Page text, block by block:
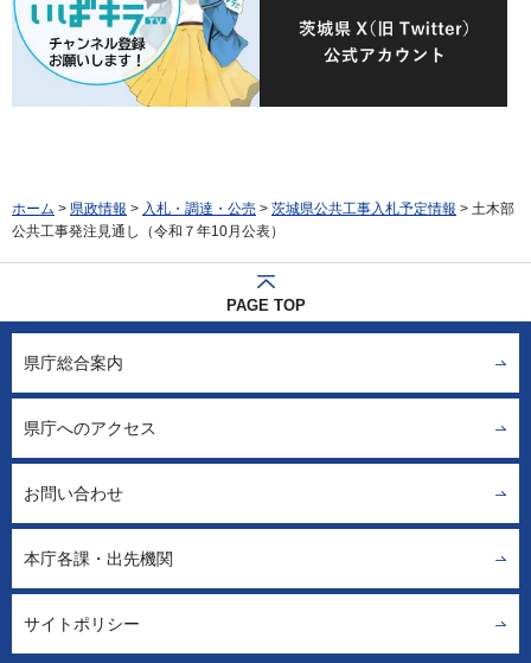
ホーム > 県政情報 > 入札・調達・公売 > 茨城県公共工事入札予定情報 > 土木部
公共工事発注見通し（令和７年10月公表）
PAGE TOP
県庁総合案内
県庁へのアクセス
お問い合わせ
本庁各課・出先機関
サイトポリシー